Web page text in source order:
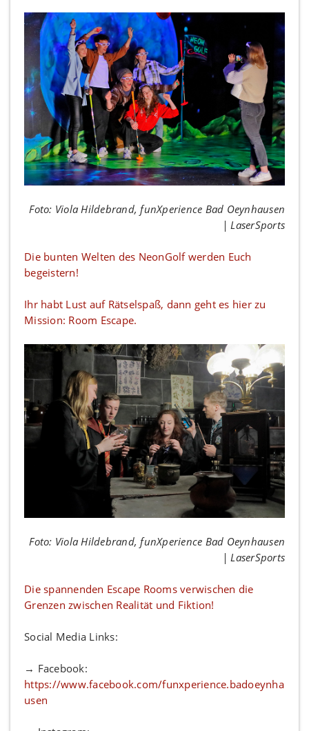
Foto: Viola Hildebrand, funXperience Bad Oeynhausen
| LaserSports
Die bunten Welten des NeonGolf werden Euch
begeistern!
Ihr habt Lust auf Rätselspaß, dann geht es hier zu
Mission: Room Escape.
Foto: Viola Hildebrand, funXperience Bad Oeynhausen
| LaserSports
Die spannenden Escape Rooms verwischen die
Grenzen zwischen Realität und Fiktion!
Social Media Links:
→ Facebook:
https://www.facebook.com/funxperience.badoeynha
usen